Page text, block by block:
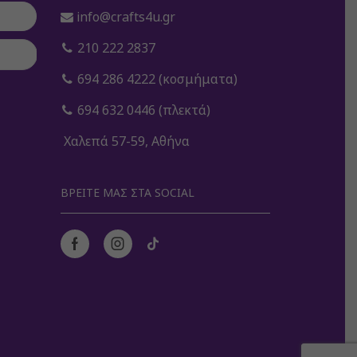
info@crafts4u.gr
210 222 2837
694 286 4222 (κοσμήματα)
694 632 0446 (πλεκτά)
Χαλεπά 57-59, Αθήνα
ΒΡΕΊΤΕ ΜΑΣ ΣΤΑ SOCIAL
FacebookInstagram
Tik-